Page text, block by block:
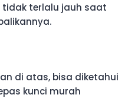
terlalu jauh saat
di atas, bisa diketahui
kunci murah